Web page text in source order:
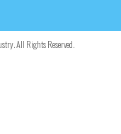
All Rights Reserved.